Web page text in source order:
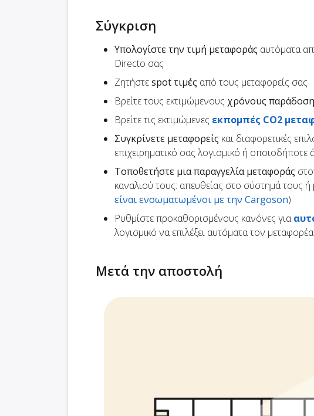
Σύγκριση
Υπολογίστε την τιμή μεταφοράς αυτόματα
Directo σας
Ζητήστεspot τιμές από τους μεταφορείς σας
Βρείτε τους εκτιμώμενους χρόνους
Βρείτε τις εκτιμώμενες εκπομπές CO2
Συγκρίνετε μεταφορείς και διαφορετικές
επιχειρηματικό σας λογισμικό ή
Τοποθετήστε μια παραγγελία μεταφοράς
καναλιού τους: απευθείας στο σύστημά τους
είναι ενσωματωμένοι με την Cargoson)
Ρυθμίστε προκαθορισμένους κανόνες για
λογισμικό να επιλέξει αυτόματα τον μεταφορέα
Μετά την αποστολή